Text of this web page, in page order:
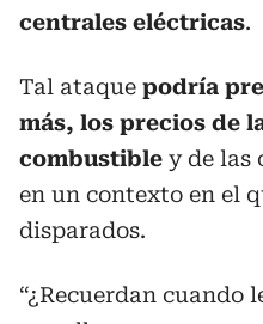
centrales eléctricas.
Tal ataque podría
más, los precios de
combustible y de las
en un contexto en el
disparados.
“¿Recuerdan cuando